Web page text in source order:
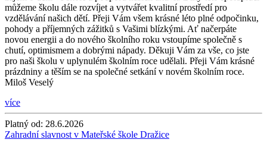
můžeme školu dále rozvíjet a vytvářet kvalitní prostředí pro
vzdělávání našich dětí. Přeji Vám všem krásné léto plné odpočinku,
pohody a příjemných zážitků s Vašimi blízkými. Ať načerpáte
novou energii a do nového školního roku vstoupíme společně s
chutí, optimismem a dobrými nápady. Děkuji Vám za vše, co jste
pro naši školu v uplynulém školním roce udělali. Přeji Vám krásné
prázdniny a těším se na společné setkání v novém školním roce.
Miloš Veselý
více
Platný od: 28.6.2026
Zahradní slavnost v Mateřské škole Dražice